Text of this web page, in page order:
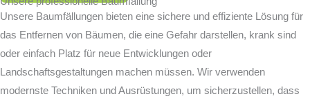
Unsere Baumfällungen bieten eine sichere und effiziente Lösung für
das Entfernen von Bäumen, die eine Gefahr darstellen, krank sind
oder einfach Platz für neue Entwicklungen oder
Landschaftsgestaltungen machen müssen. Wir verwenden
modernste Techniken und Ausrüstungen, um sicherzustellen, dass